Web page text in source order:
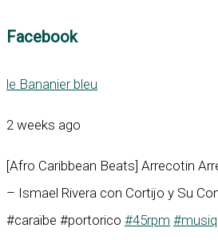
Facebook
le Bananier bleu
2 weeks ago
[Afro Caribbean Beats] Arrecotin
– Ismael Rivera con Cortijo y Su
#caraïbe #portorico #45rpm